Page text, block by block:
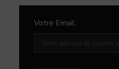
Votre Email: